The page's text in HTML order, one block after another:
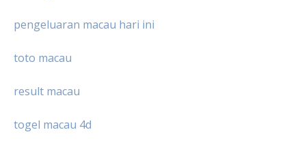
pengeluaran macau hari ini
toto macau
result macau
togel macau 4d